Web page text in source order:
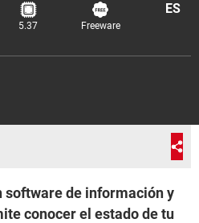
5.37 Freeware
ES
software de información y
conocer el estado de tu